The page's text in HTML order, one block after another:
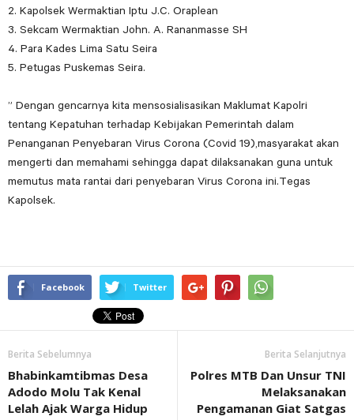
2. Kapolsek Wermaktian Iptu J.C. Oraplean
3. Sekcam Wermaktian John. A. Rananmasse SH
4. Para Kades Lima Satu Seira
5. Petugas Puskemas Seira.
” Dengan gencarnya kita mensosialisasikan Maklumat Kapolri
tentang Kepatuhan terhadap Kebijakan Pemerintah dalam
Penanganan Penyebaran Virus Corona (Covid 19),masyarakat akan
mengerti dan memahami sehingga dapat dilaksanakan guna untuk
memutus mata rantai dari penyebaran Virus Corona ini.Tegas
Kapolsek.
Facebook Twitter
Berita Sebelumnya
Bhabinkamtibmas Desa
Adodo Molu Tak Kenal
Lelah Ajak Warga Hidup
Berita Selanjutnya
Polres MTB Dan Unsur TNI
Melaksanakan
Pengamanan Giat Satgas